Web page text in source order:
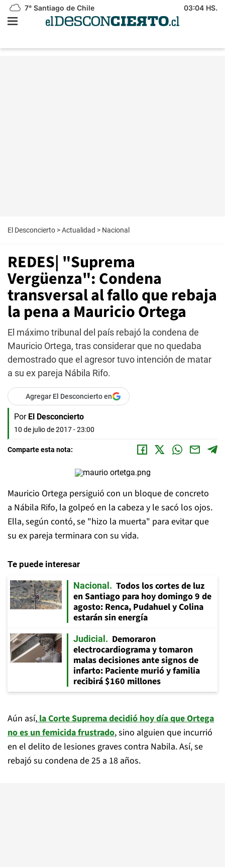
7° Santiago de Chile 03:04 HS.
El Desconcierto >Actualidad > Nacional
REDES| "Suprema
Vergüenza": Condena
transversal al fallo que rebaja
la pena a Mauricio Ortega
El máximo tribunal del país rebajó la condena de
Mauricio Ortega, tras considerar que no quedaba
demostrado que el agresor tuvo intención de matar
a su ex pareja Nábila Rifo.
Agregar El Desconcierto en
Por El Desconcierto
10 de julio de 2017 - 23:00
Comparte esta nota:
Mauricio Ortega persiguió con un bloque de concreto
a Nábila Rifo, la golpeó en la cabeza y le sacó los ojos.
Ella, según contó, se "hizo la muerta" para evitar que
su ex pareja terminara con su vida.
Te puede interesar
Nacional
Todos los cortes de luz
en Santiago para hoy domingo 9 de
agosto: Renca, Pudahuel y Colina
estarán sin energía
Judicial
Demoraron
electrocardiograma y tomaron
malas decisiones ante signos de
infarto: Paciente murió y familia
recibirá $160 millones
Aún así,la Corte Suprema decidió hoy día que Ortega
no es un femicida frustrado, sino alguien que incurrió
en el delito de lesiones graves contra Nabila. Así, se
rebajó su condena de 25 a 18 años.